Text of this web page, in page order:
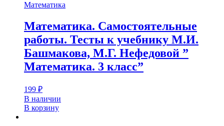
Математика
Математика. Самостоятельные
работы. Тесты к учебнику М.И.
Башмакова, М.Г. Нефедовой ”
Математика. 3 класс”
199 ₽
В наличии
В корзину